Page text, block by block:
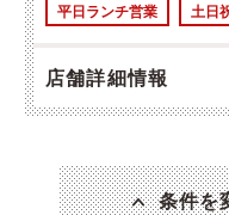
平日ランチ営業 土日
店舗詳細情報
条件を